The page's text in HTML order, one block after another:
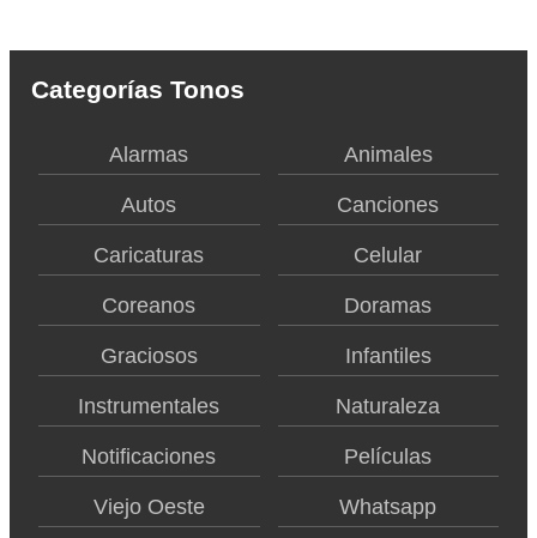
Categorías Tonos
Alarmas Animales
Autos Canciones
Caricaturas Celular
Coreanos Doramas
Graciosos Infantiles
Instrumentales Naturaleza
Notificaciones Películas
Viejo Oeste Whatsapp